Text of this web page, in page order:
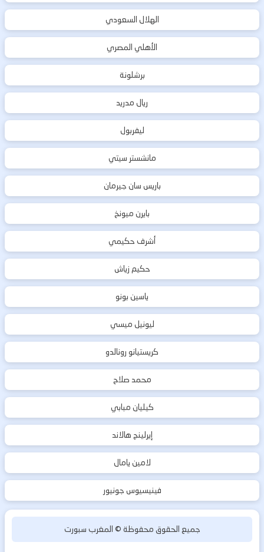
الهلال السعودي
الأهلي المصري
برشلونة
ريال مدريد
ليفربول
مانشستر سيتي
باريس سان جيرمان
بايرن ميونخ
أشرف حكيمي
حكيم زياش
ياسين بونو
ليونيل ميسي
كريستيانو رونالدو
محمد صلاح
كيليان مبابي
إيرلينج هالاند
لامين يامال
فينيسيوس جونيور
جميع الحقوق محفوظة ©المغرب سبورت